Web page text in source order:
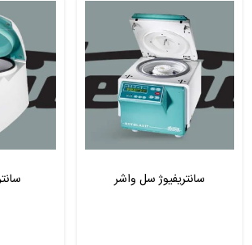
سانتریفیوژ سل واشر